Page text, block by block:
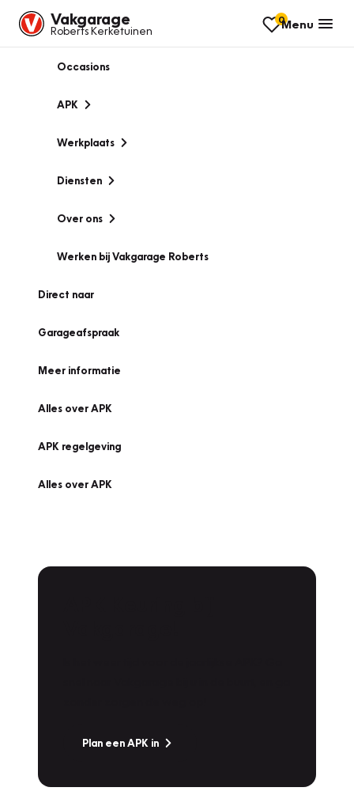
Vakgarage
Roberts Kerketuinen
0Menu
Occasions
APK
Werkplaats
Diensten
Over ons
Werken bij Vakgarage Roberts
Direct naar
Garageafspraak
Meer informatie
Alles over APK
APK regelgeving
Alles over APK
Plan een APK in